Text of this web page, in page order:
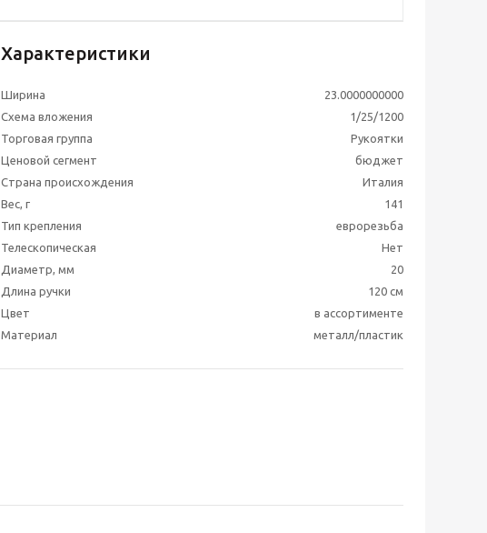
Характеристики
Ширина
23.0000000000
Схема вложения
1/25/1200
Торговая группа
Рукоятки
Ценовой сегмент
бюджет
Страна происхождения
Италия
Вес, г
141
Тип крепления
еврорезьба
Телескопическая
Нет
Диаметр, мм
20
Длина ручки
120 см
Цвет
в ассортименте
Материал
металл/пластик